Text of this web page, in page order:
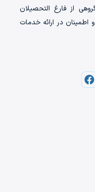
سال ۱۳۹۱ توسط گروهی از فارغ التحصیلان
در ارائه خدمات